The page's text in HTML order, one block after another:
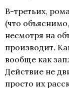
В-третьих,
(что
несмотря на
производит.
вообще как
Действие не
просто их